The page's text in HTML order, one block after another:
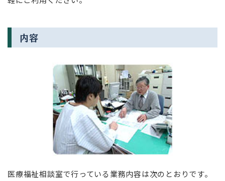
内容
医療福祉相談室で行っている業務内容は次のとおりです。